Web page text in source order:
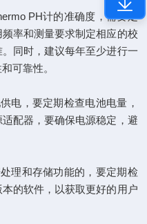
PH计的准确度，需要定
率和测量要求制定相应的校
同时，建议每年至少进行一
可靠性。
，要定期检查电池电量，
配器，要确保电源稳定，避
和存储功能的，要定期检
的软件，以获取更好的用户